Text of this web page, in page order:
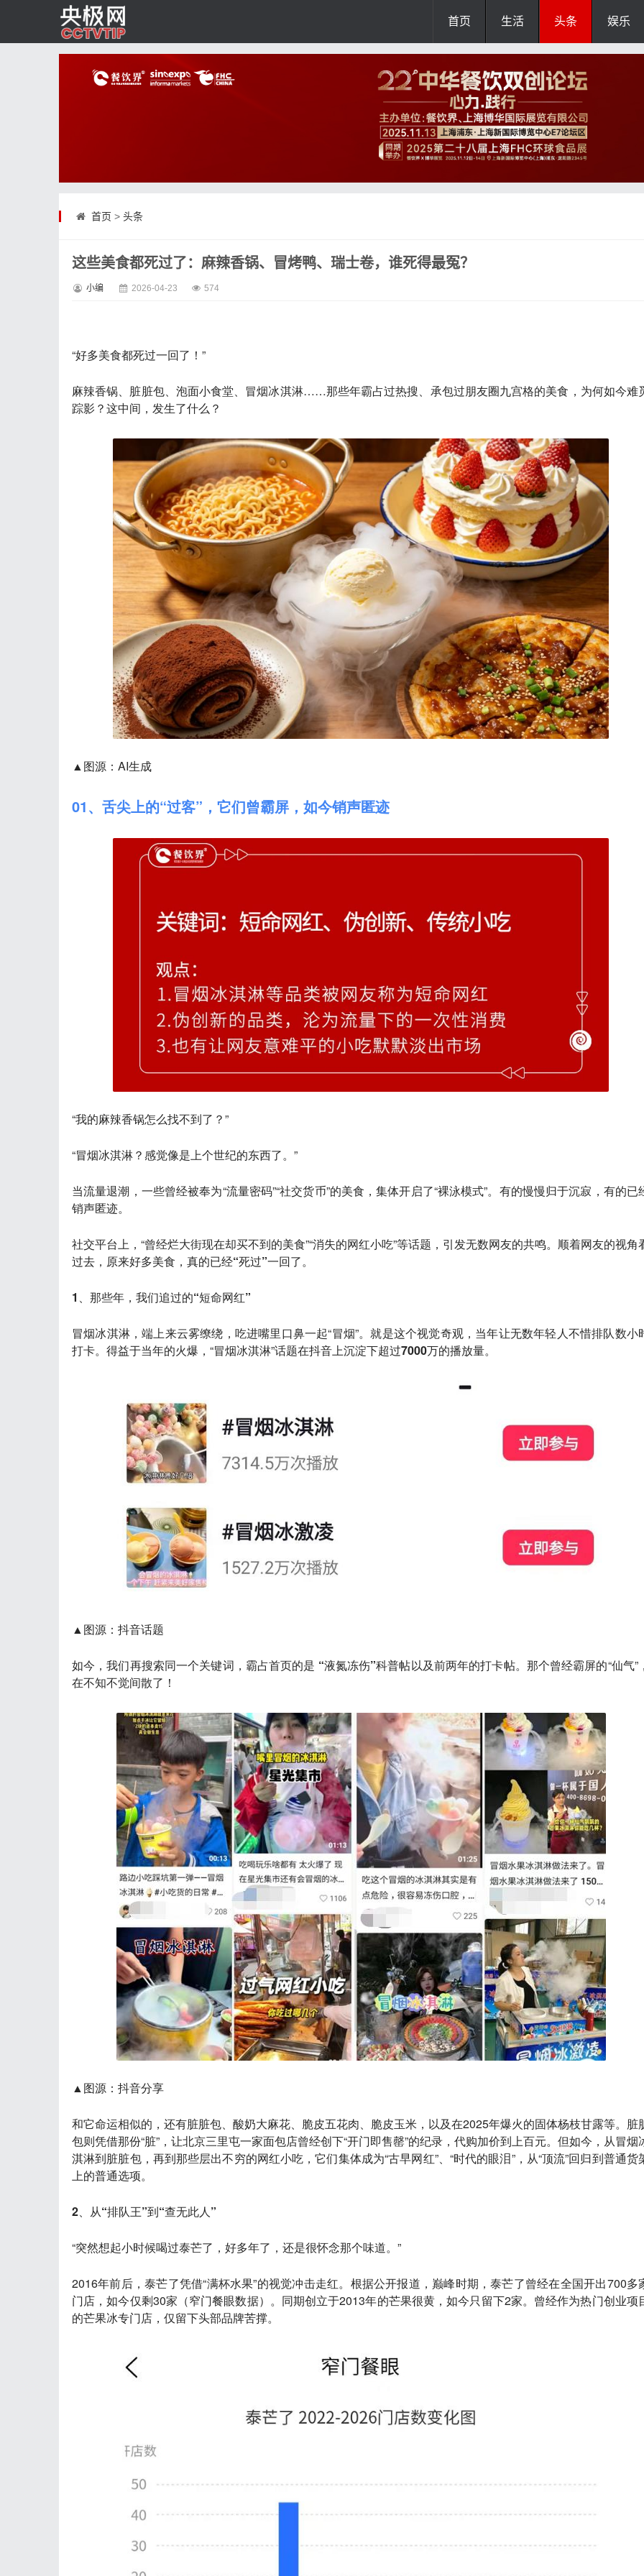
首页 生活 头条 娱乐
首页 > 头条
这些美食都死过了：麻辣香锅、冒烤鸭、瑞士卷，谁死得最冤？
小编 2026-04-23 574
“好多美食都死过一回了！”
麻辣香锅、脏脏包、泡面小食堂、冒烟冰淇淋……那些年霸占过热搜、承包过朋友圈九宫格的美食，为何如今难
踪影？这中间，发生了什么？
▲图源：AI生成
01、舌尖上的“过客”，它们曾霸屏，如今销声匿迹
“我的麻辣香锅怎么找不到了？”
“冒烟冰淇淋？感觉像是上个世纪的东西了。”
当流量退潮，一些曾经被奉为“流量密码”“社交货币”的美食，集体开启了“裸泳模式”。有的慢慢归于沉寂，有的已
销声匿迹。
社交平台上，“曾经烂大街现在却买不到的美食”“消失的网红小吃”等话题，引发无数网友的共鸣。顺着网友的视角
过去，原来好多美食，真的已经“死过”一回了。
1、那些年，我们追过的“短命网红”
冒烟冰淇淋 ，端上来云雾缭绕，吃进嘴里口鼻一起“冒烟”。就是这个视觉奇观，当年让无数年轻人不惜排队数小
打卡。得益于当年的火爆，“冒烟冰淇淋”话题在抖音上沉淀下超过7000万的播放量。
▲图源：抖音话题
如今，我们再搜索同一个关键词，霸占首页的是 “液氮冻伤”科普帖以及前两年的打卡帖。那个曾经霸屏的“仙气”
在不知不觉间散了！
▲图源：抖音分享
和它命运相似的，还有脏脏包、酸奶大麻花、脆皮五花肉、脆皮玉米 ，以及在2025年爆火的固体杨枝甘露等。脏
包则凭借那份“脏”，让北京三里屯一家面包店曾经创下“开门即售罄”的纪录，代购加价到上百元。但如今，从冒烟
淇淋到脏脏包，再到那些层出不穷的网红小吃，它们集体成为“古早网红”、“时代的眼泪”，从“顶流”回归到普通货
上的普通选项。
2、从“排队王”到“查无此人”
“突然想起小时候喝过泰芒了，好多年了，还是很怀念那个味道。”
2016年前后，泰芒了凭借“满杯水果”的视觉冲击走红。根据公开报道，巅峰时期，泰芒了曾经在全国开出700多
门店，如今仅剩30家（窄门餐眼数据）。同期创立于2013年的芒果很黄，如今只留下2家。曾经作为热门创业项
的芒果冰专门店，仅留下头部品牌苦撑。